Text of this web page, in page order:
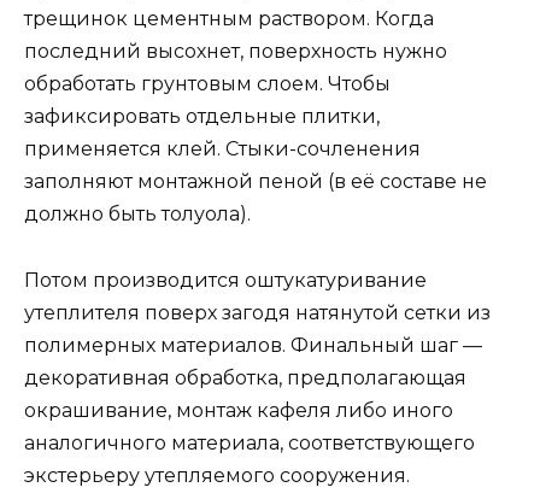
трещинок цементным раствором. Когда
последний высохнет, поверхность нужно
обработать грунтовым слоем. Чтобы
зафиксировать отдельные плитки,
применяется клей. Стыки-сочленения
заполняют монтажной пеной (в её составе не
должно быть толуола).
Потом производится оштукатуривание
утеплителя поверх загодя натянутой сетки из
полимерных материалов. Финальный шаг —
декоративная обработка, предполагающая
окрашивание, монтаж кафеля либо иного
аналогичного материала, соответствующего
экстерьеру утепляемого сооружения.